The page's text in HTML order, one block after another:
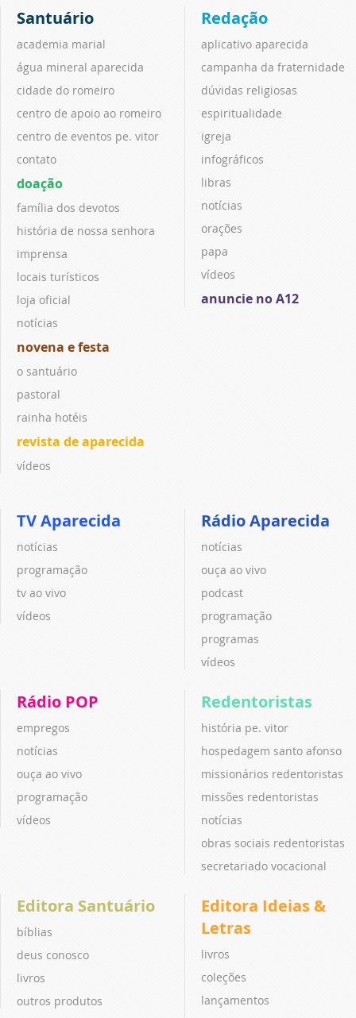
Santuário
academia marial
água mineral aparecida
cidade do romeiro
centro de apoio ao romeiro
centro de eventos pe. vitor
contato
doação
família dos devotos
história de nossa senhora
imprensa
locais turísticos
loja oficial
notícias
novena e festa
o santuário
pastoral
rainha hotéis
revista de aparecida
vídeos
Redação
aplicativo aparecida
campanha da fraternidade
dúvidas religiosas
espiritualidade
igreja
infográficos
libras
notícias
orações
papa
vídeos
anuncie no A12
TV Aparecida
notícias
programação
tv ao vivo
vídeos
Rádio Aparecida
notícias
ouça ao vivo
podcast
programação
programas
vídeos
Rádio POP
empregos
notícias
ouça ao vivo
programação
vídeos
Redentoristas
história pe. vitor
hospedagem santo afonso
missionários redentoristas
missões redentoristas
notícias
obras sociais redentoristas
secretariado vocacional
Editora Santuário
bíblias
deus conosco
livros
outros produtos
Editora Ideias &
Letras
livros
coleções
lançamentos